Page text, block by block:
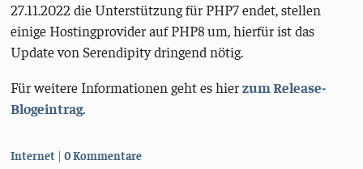
27.11.2022 die Unterstützung für PHP7 endet, stellen
einige Hostingprovider auf PHP8 um, hierfür ist das
Update von Serendipity dringend nötig.
Für weitere Informationen geht es hierzum Release-
Blogeintrag.
Kategorien:
Internet 0 Kommentare